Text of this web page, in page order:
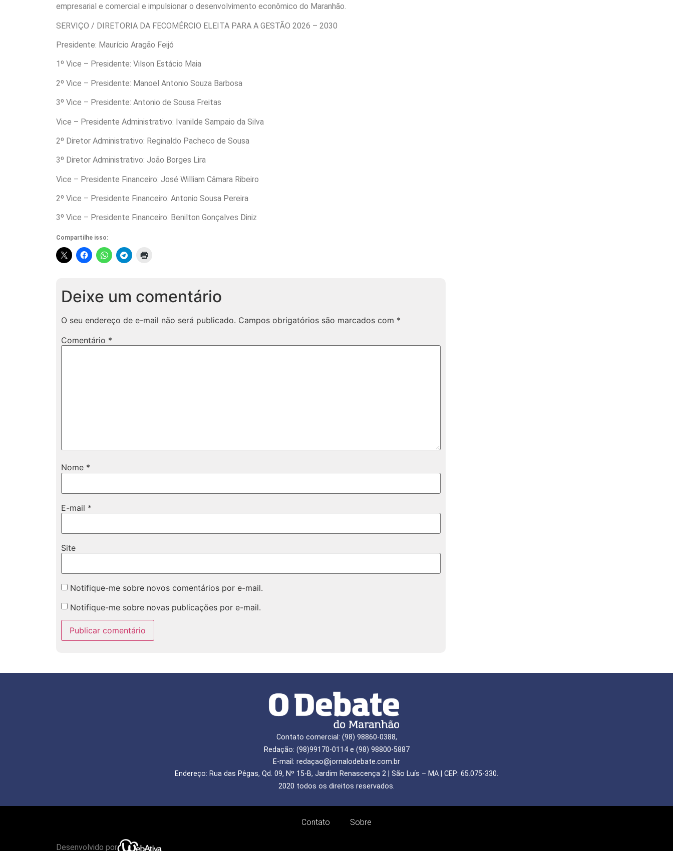
empresarial e comercial e impulsionar o desenvolvimento econômico do Maranhão.
SERVIÇO / DIRETORIA DA FECOMÉRCIO ELEITA PARA A GESTÃO 2026 – 2030
Presidente: Maurício Aragão Feijó
1º Vice – Presidente: Vilson Estácio Maia
2º Vice – Presidente: Manoel Antonio Souza Barbosa
3º Vice – Presidente: Antonio de Sousa Freitas
Vice – Presidente Administrativo: Ivanilde Sampaio da Silva
2º Diretor Administrativo: Reginaldo Pacheco de Sousa
3º Diretor Administrativo: João Borges Lira
Vice – Presidente Financeiro: José William Câmara Ribeiro
2º Vice – Presidente Financeiro: Antonio Sousa Pereira
3º Vice – Presidente Financeiro: Benilton Gonçalves Diniz
Compartilhe isso:
Deixe um comentário
O seu endereço de e-mail não será publicado. Campos obrigatórios são marcados com *
Comentário *
Nome *
E-mail *
Site
Notifique-me sobre novos comentários por e-mail.
Notifique-me sobre novas publicações por e-mail.
Contato comercial: (98) 98860-0388,
Redação: (98)99170-0114 e (98) 98800-5887
E-mail: redaçao@jornalodebate.com.br
Endereço: Rua das Pêgas, Qd. 09, Nº 15-B, Jardim Renascença 2 | São Luís – MA | CEP: 65.075-330.
2020 todos os direitos reservados.
Contato Sobre
Desenvolvido por